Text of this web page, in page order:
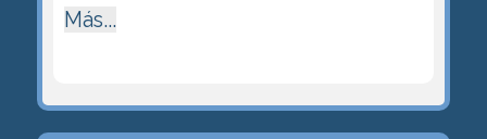
Más...